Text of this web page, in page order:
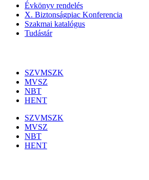
Évkönyv rendelés
X. Biztonságpiac Konferencia
Szakmai katalógus
Tudástár
SZVMSZK
MVSZ
NBT
HENT
SZVMSZK
MVSZ
NBT
HENT